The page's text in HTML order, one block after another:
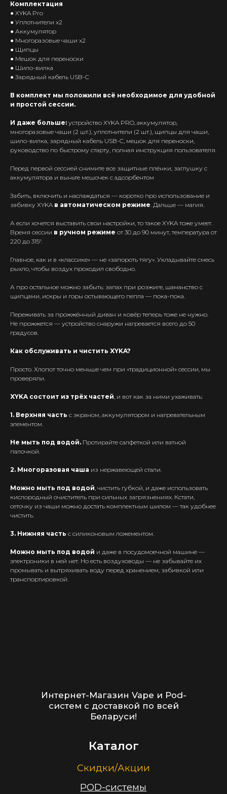
Комплектация
● XYKA Pro
● Уплотнители x2
● Аккумулятор
● Многоразовые чаши x2
● Щипцы
● Мешок для переноски
● Шило-вилка
● Зарядный кабель USB-C
В комплект мы положили всё необходимое для удобной
и простой сессии.
И даже больше: устройство XYKA PRO, аккумулятор,
многоразовые чаши (2 шт.), уплотнители (2 шт.), щипцы для чаши,
шило-вилка, зарядный кабель USB-C, мешок для переноски,
руководство по быстрому старту, полная инструкция пользователя.
Перед первой сессией снимите все защитные плёнки, заглушку с
аккумулятора и выньте мешочек с адсорбентом
Забить, включить и наслаждаться — коротко про использование и
забивку XYKA в автоматическом режиме . Дальше — магия.
А если хочется выставить свои настройки, то такое XYKA тоже умеет.
Время сессии в ручном режиме от 30 до 90 минут, температура от
220 до 315°.
Главное, как и в «классике» — не «запороть тягу». Укладывайте смесь
рыхло, чтобы воздух проходил свободно.
А про остальное можно забыть: запах при розжиге, шаманство с
щипцами, искры и горы остывающего пепла — пока-пока.
Переживать за прожжённый диван и ковёр теперь тоже не нужно.
Не прожжется — устройство снаружи нагревается всего до 50
градусов.
Как обслуживать и чистить XYKA?
Просто. Хлопот точно меньше чем при «традиционной» сессии, мы
проверяли.
XYKA состоит из трёх частей , и вот как за ними ухаживать:
1. Верхняя часть с экраном, аккумулятором и нагревательным
элементом.
Не мыть под водой. Протирайте салфеткой или ватной
палочкой.
2. Многоразовая чаша из нержавеющей стали.
Можно мыть под водой , чистить губкой, и даже использовать
кислородный очиститель при сильных загрязнениях. Кстати,
сеточку из чаши можно достать комплектным шилом — так удобнее
чистить.
3. Нижняя часть с силиконовым ложементом.
Можно мыть под водой и даже в посудомоечной машине —
электроники в ней нет. Но есть воздуховоды — не забывайте их
промывать и вытряхивать воду перед хранением, забивкой или
транспортировкой.
Кальяны и комплектующие
Оптовые продажи
Дисконтная программа
Адреса магазинов
Блог
Доставка и оплата
Скидки/Акции
Ароматизаторы / Жидкость
Политика конфиденциальности
Принимаем к оплате
2026 г.
Каталог
Информация
ООО “Облачный дом”
Интернет-Магазин Vape и Pod-
систем с доставкой по всей